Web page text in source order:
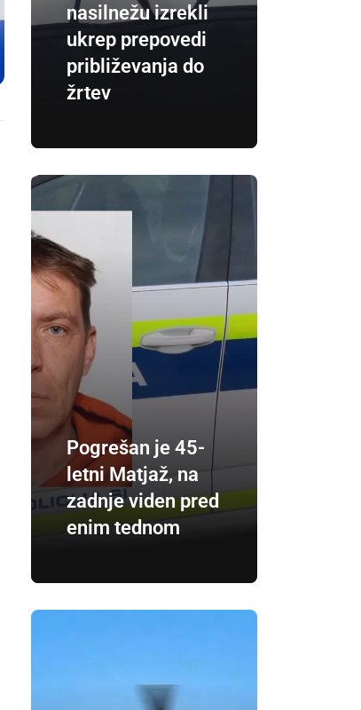
nasilnežu izrekli
ukrep prepovedi
približevanja do
žrtev
Pogrešan je 45-
letni Matjaž, na
zadnje viden pred
enim tednom